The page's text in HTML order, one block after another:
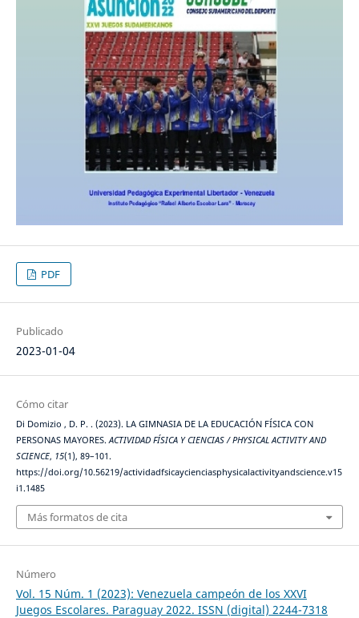
PDF
Publicado
2023-01-04
Cómo citar
Di Domizio , D. P. . (2023). LA GIMNASIA DE LA EDUCACIÓN FÍSICA CON
PERSONAS MAYORES.ACTIVIDAD FÍSICA Y CIENCIAS / PHYSICAL ACTIVITY AND
SCIENCE, 15(1), 89–101.
https://doi.org/10.56219/actividadfsicaycienciasphysicalactivityandscience.v15
i1.1485
Más formatos de cita
Número
Vol. 15 Núm. 1 (2023): Venezuela campeón de los XXVI
Juegos Escolares. Paraguay 2022. ISSN (digital) 2244-7318